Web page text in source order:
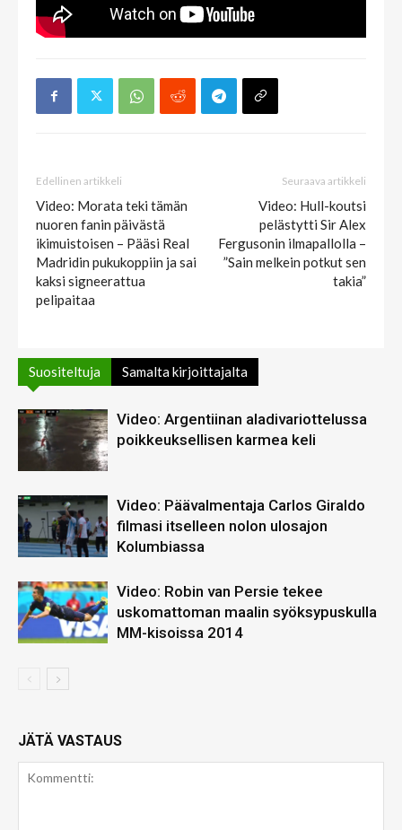
Edellinen artikkeli
Video: Morata teki tämän
nuoren fanin päivästä
ikimuistoisen – Pääsi Real
Madridin pukukoppiin ja sai
kaksi signeerattua
pelipaitaa
Seuraava artikkeli
Video: Hull-koutsi
pelästytti Sir Alex
Fergusonin ilmapallolla –
”Sain melkein potkut sen
takia”
Suositeltuja Samalta kirjoittajalta
Video: Argentiinan aladivariottelussa
poikkeuksellisen karmea keli
Video: Päävalmentaja Carlos Giraldo
filmasi itselleen nolon ulosajon
Kolumbiassa
Video: Robin van Persie tekee
uskomattoman maalin syöksypuskulla
MM-kisoissa 2014
JÄTÄ VASTAUS